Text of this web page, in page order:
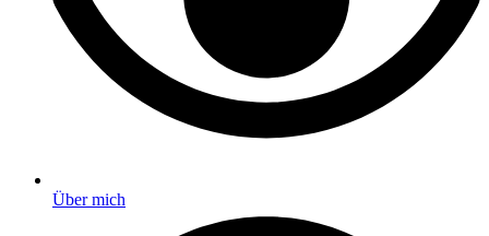
Über mich